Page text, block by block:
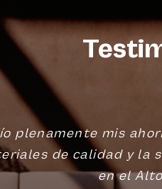
plenamente mis
de calidad y la
en el